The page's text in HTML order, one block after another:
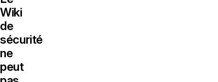
Wiki
de
sécurité
ne
peut